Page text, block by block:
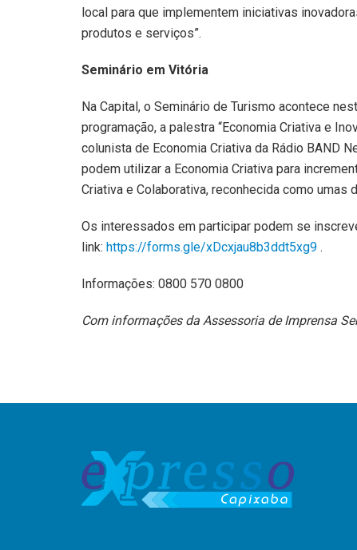
local para que implementem iniciativas
produtos e serviços”.
Seminário em Vitória
Na Capital, o Seminário de Turismo acontece
programação, a palestra “Economia Criativa e
colunista de Economia Criativa da Rádio BAND
podem utilizar a Economia Criativa para
Criativa e Colaborativa, reconhecida como umas
Os interessados em participar podem se
link: https://forms.gle/xDcxjau8b3ddt5xg9 .
Informações: 0800 570 0800
Com informações da Assessoria de Imprensa